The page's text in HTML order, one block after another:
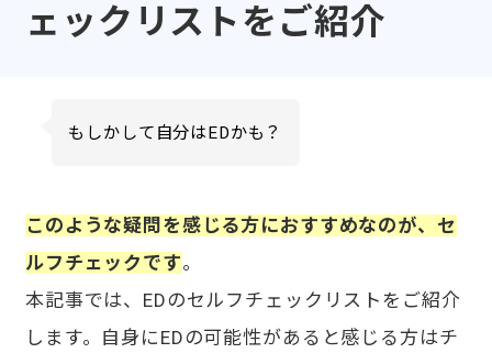
ェックリストをご紹介
もしかして自分はEDかも？
このような疑問を感じる方におすすめなのが、セ
ルフチェックです。
本記事では、EDのセルフチェックリストをご紹介
します。自身にEDの可能性があると感じる方はチ